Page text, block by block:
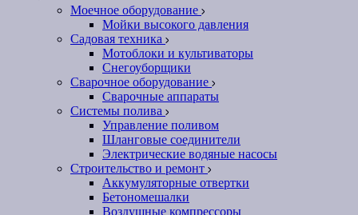
Моечное оборудование
Мойки высокого давления
Садовая техника
Мотоблоки и культиваторы
Снегоуборщики
Сварочное оборудование
Сварочные аппараты
Системы полива
Управление поливом
Шланговые соединители
Электрические водяные насосы
Строительство и ремонт
Аккумуляторные отвертки
Бетономешалки
Воздушные компрессоры